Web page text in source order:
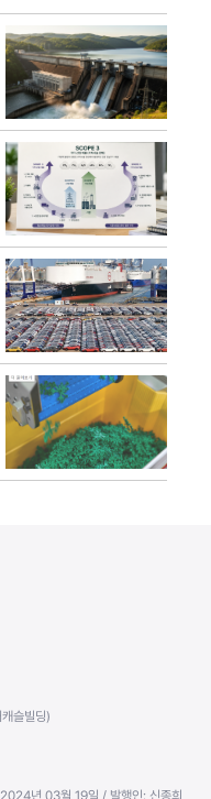
슬빌딩)
년 03월 19일 / 발행인: 신종희